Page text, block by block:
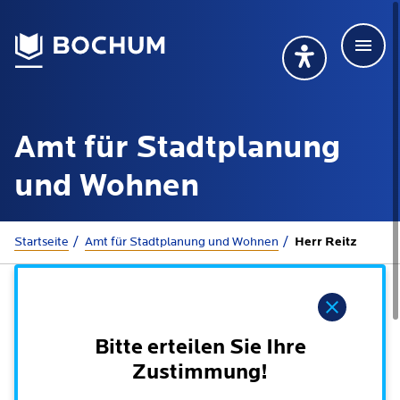
Übersetzung
Deutsch
Amt für Stadtplanung
und Wohnen
Startseite Amt für Stadtplanung und Wohnen Herr Reitz
Bitte erteilen Sie Ihre
Zustimmung!
Übersetzung wählen (öffnet sich in Google
Deutsch
115 anrufen
Rathaus
Dienstleistungen von A-Z
Online-Terminbuchung
Dienstleistungen nach Lebenslagen